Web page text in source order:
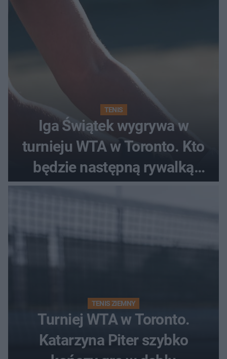
TENIS
Iga Świątek wygrywa w
turnieju WTA w Toronto. Kto
będzie następną rywalką
Polki?
TENIS ZIEMNY
Turniej WTA w Toronto.
Katarzyna Piter szybko